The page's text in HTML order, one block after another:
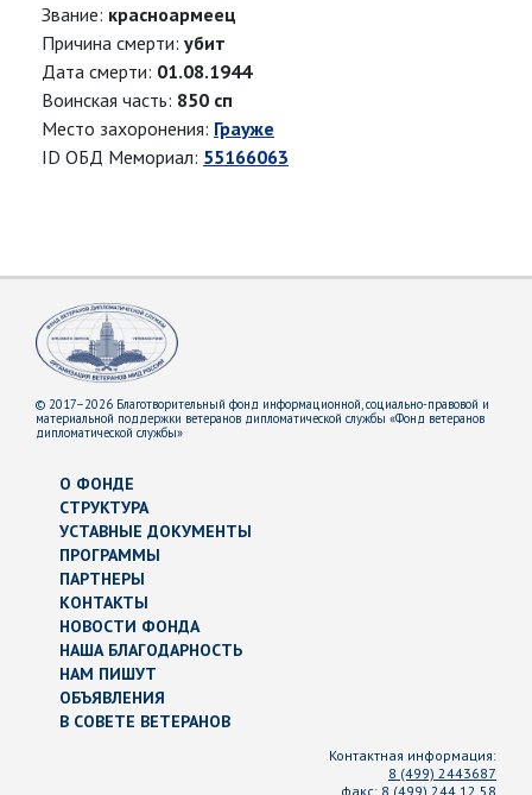
Звание: красноармеец
Причина смерти: убит
Дата смерти: 01.08.1944
Воинская часть: 850 сп
Место захоронения: Грауже
ID ОБД Мемориал: 55166063
© 2017–2026 Благотворительный фонд информационной, социально-правовой и
материальной поддержки ветеранов дипломатической службы «Фонд ветеранов
дипломатической службы»
О ФОНДЕ
СТРУКТУРА
УСТАВНЫЕ ДОКУМЕНТЫ
ПРОГРАММЫ
ПАРТНЕРЫ
КОНТАКТЫ
НОВОСТИ ФОНДА
НАША БЛАГОДАРНОСТЬ
НАМ ПИШУТ
ОБЪЯВЛЕНИЯ
В СОВЕТЕ ВЕТЕРАНОВ
Контактная информация:
8 (499) 2443687
факс: 8 (499) 244 12 58